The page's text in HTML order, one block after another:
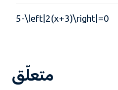
5-\left|2(x+3)\right|=0
متعلّق